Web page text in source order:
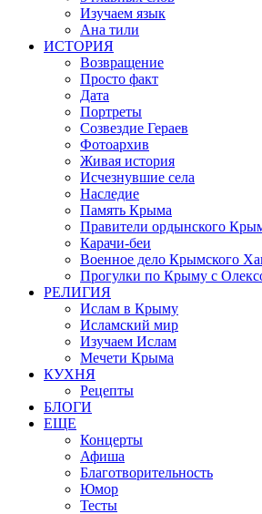
Изучаем язык
Ана тили
ИСТОРИЯ
Возвращение
Просто факт
Дата
Портреты
Созвездие Гераев
Фотоархив
Живая история
Исчезнувшие села
Наследие
Память Крыма
Правители ордынского
Карачи-беи
Военное дело Крымского
Прогулки по Крыму с
РЕЛИГИЯ
Ислам в Крыму
Исламский мир
Изучаем Ислам
Мечети Крыма
КУХНЯ
Рецепты
БЛОГИ
ЕЩЕ
Концерты
Афиша
Благотворительность
Юмор
Тесты